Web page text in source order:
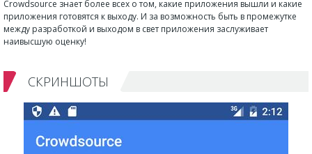
Crowdsource знает более всех о том, какие приложения вышли и какие
приложения готовятся к выходу. И за возможность быть в промежутке
между разработкой и выходом в свет приложения заслуживает
наивысшую оценку!
СКРИНШОТЫ